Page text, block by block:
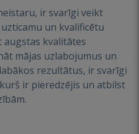
ir svarīgi veikt
un kvalificētu
augstas kvalitātes
mājas uzlabojumus un
rezultātus, ir svarīgi
ir pieredzējis un atbilst